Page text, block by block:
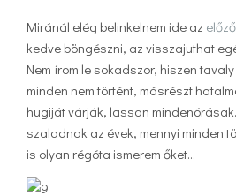
Miránál elég belinkelnem ide az
kedve böngészni, az visszajuthat
Nem írom le sokadszor, hiszen
minden nem történt, másrészt
hugiját várják, lassan
szaladnak az évek, mennyi minden
is olyan régóta ismerem őket…